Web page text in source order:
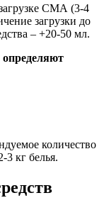
СМА (3-4
загрузки до
– +20-50 мл.
определяют
количество
3 кг белья.